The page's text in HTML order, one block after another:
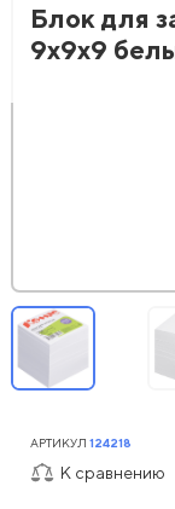
Блок для
9х9х9
АРТИКУЛ 124218
К сравнению